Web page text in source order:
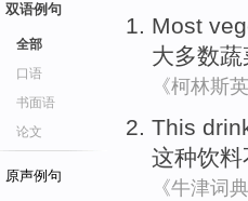
双语例句
全部
口语
书面语
论文
原声例句
Most
大多数蔬
《柯林斯
This
这种饮料
《牛津词典